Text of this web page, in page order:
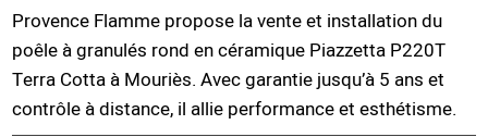
Provence Flamme propose la vente et installation du
poêle à granulés rond en céramique Piazzetta P220T
Terra Cotta à Mouriès. Avec garantie jusqu’à 5 ans et
contrôle à distance, il allie performance et esthétisme.